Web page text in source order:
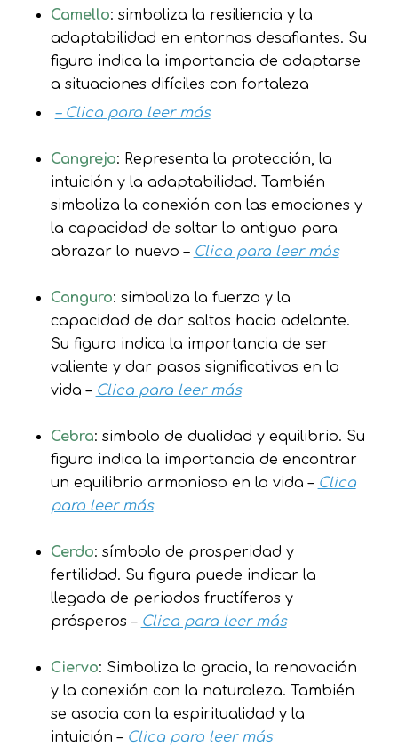
Camello: simboliza la resiliencia y la
adaptabilidad en entornos desafiantes. Su
figura indica la importancia de adaptarse
a situaciones difíciles con fortaleza
– Clica para leer más
Cangrejo: Representa la protección, la
intuición y la adaptabilidad. También
simboliza la conexión con las emociones y
la capacidad de soltar lo antiguo para
abrazar lo nuevo – Clica para leer más
Canguro: simboliza la fuerza y la
capacidad de dar saltos hacia adelante.
Su figura indica la importancia de ser
valiente y dar pasos significativos en la
vida – Clica para leer más
Cebra: simbolo de dualidad y equilibrio. Su
figura indica la importancia de encontrar
un equilibrio armonioso en la vida – Clica
para leer más
Cerdo: símbolo de prosperidad y
fertilidad. Su figura puede indicar la
llegada de periodos fructíferos y
prósperos – Clica para leer más
Ciervo: Simboliza la gracia, la renovación
y la conexión con la naturaleza. También
se asocia con la espiritualidad y la
intuición – Clica para leer más